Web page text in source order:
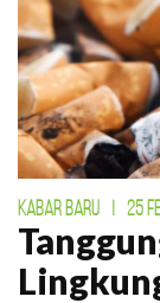
KABAR BARU | 25